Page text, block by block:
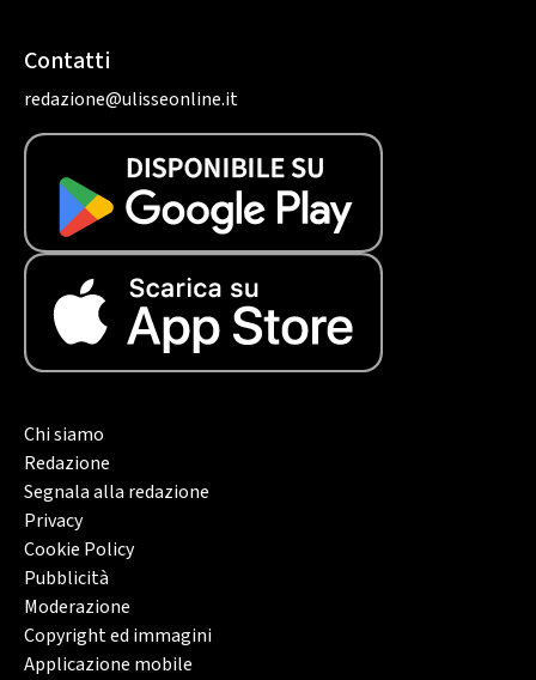
Contatti
redazione@ulisseonline.it
Chi siamo
Redazione
Segnala alla redazione
Privacy
Cookie Policy
Pubblicità
Moderazione
Copyright ed immagini
Applicazione mobile